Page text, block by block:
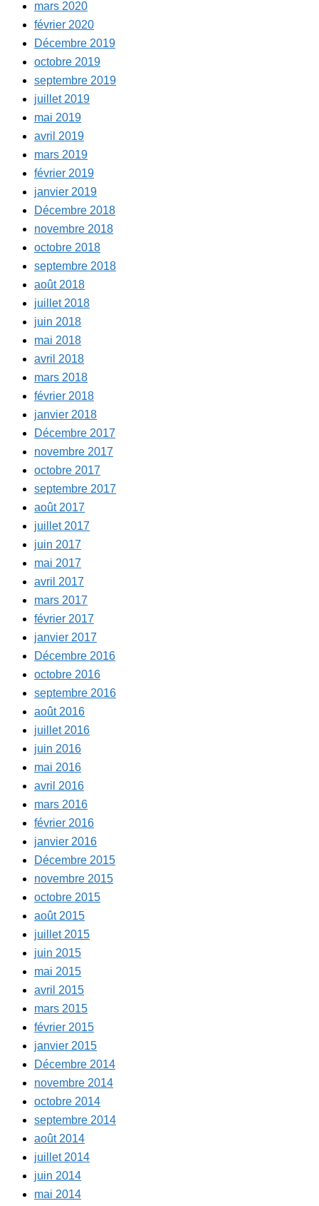
mars 2020
février 2020
Décembre 2019
octobre 2019
septembre 2019
juillet 2019
mai 2019
avril 2019
mars 2019
février 2019
janvier 2019
Décembre 2018
novembre 2018
octobre 2018
septembre 2018
août 2018
juillet 2018
juin 2018
mai 2018
avril 2018
mars 2018
février 2018
janvier 2018
Décembre 2017
novembre 2017
octobre 2017
septembre 2017
août 2017
juillet 2017
juin 2017
mai 2017
avril 2017
mars 2017
février 2017
janvier 2017
Décembre 2016
octobre 2016
septembre 2016
août 2016
juillet 2016
juin 2016
mai 2016
avril 2016
mars 2016
février 2016
janvier 2016
Décembre 2015
novembre 2015
octobre 2015
août 2015
juillet 2015
juin 2015
mai 2015
avril 2015
mars 2015
février 2015
janvier 2015
Décembre 2014
novembre 2014
octobre 2014
septembre 2014
août 2014
juillet 2014
juin 2014
mai 2014